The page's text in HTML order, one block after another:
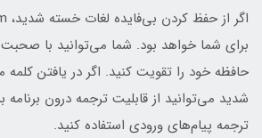
برای شما خواهد بود. شما می‌توانید با صحبت
حافظه خود را تقویت کنید. اگر در یافتن
شدید می‌توانید از قابلیت ترجمه درون برنامه
ترجمه پیام‌های ورودی استفاده کنید.